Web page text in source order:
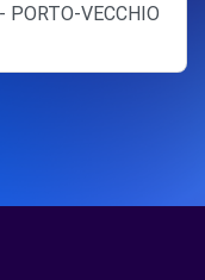
VECCHIO